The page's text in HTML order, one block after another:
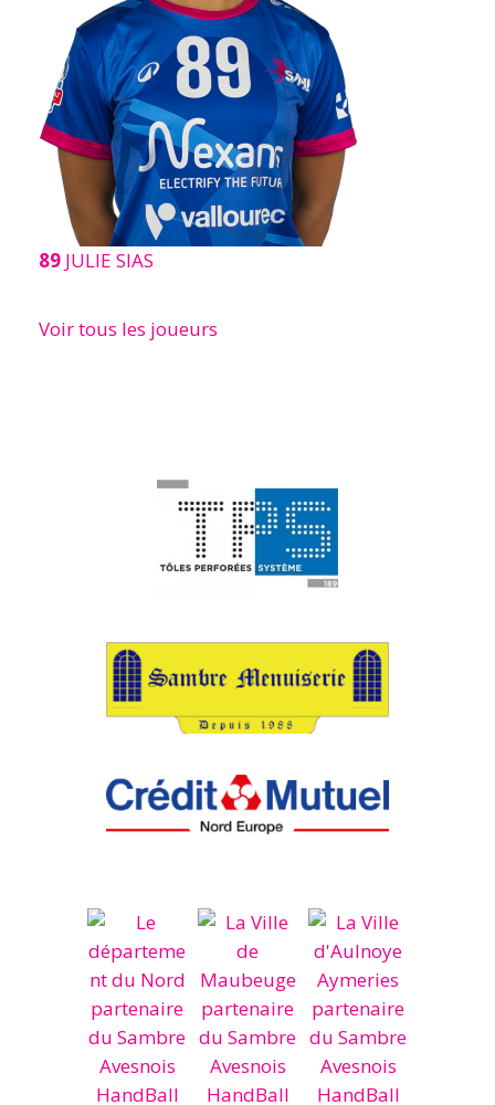
89 JULIE SIAS
Voir tous les joueurs